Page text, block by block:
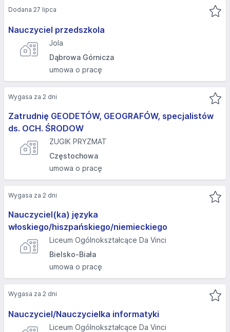
Nauczyciel przedszkola
Jola
Dąbrowa Górnicza
umowa o pracę
Dodana 27 lipca
Zatrudnię GEODETÓW, GEOGRAFÓW, specjalistów
ds. OCH. ŚRODOW
ZUGIK PRYZMAT
Częstochowa
umowa o pracę
Wygasa za 2 dni
Nauczyciel(ka) języka
włoskiego/hiszpańskiego/niemieckiego
Liceum Ogólnokształcące Da Vinci
Bielsko-Biała
umowa o pracę
Wygasa za 2 dni
Nauczyciel/Nauczycielka informatyki
Liceum Ogólnokształcące Da Vinci
Wygasa za 2 dni